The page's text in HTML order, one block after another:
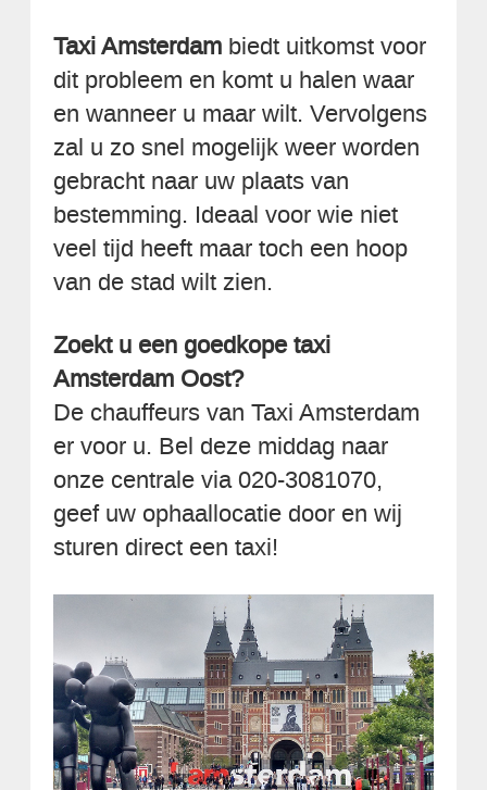
Taxi Amsterdam biedt uitkomst voor
dit probleem en komt u halen waar
en wanneer u maar wilt. Vervolgens
zal u zo snel mogelijk weer worden
gebracht naar uw plaats van
bestemming. Ideaal voor wie niet
veel tijd heeft maar toch een hoop
van de stad wilt zien.
Zoekt u een goedkope taxi
Amsterdam Oost?
De chauffeurs van Taxi Amsterdam
er voor u. Bel deze middag naar
onze centrale via 020-3081070,
geef uw ophaallocatie door en wij
sturen direct een taxi!